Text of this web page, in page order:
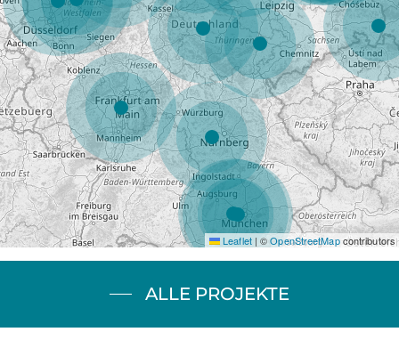
Leaflet | ©OpenStreetMapcontributors
ALLE PROJEKTE